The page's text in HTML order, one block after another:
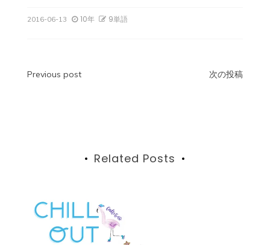
2016-06-13 10年 9単語
投
シ
Previous post 次の投稿
Related Posts